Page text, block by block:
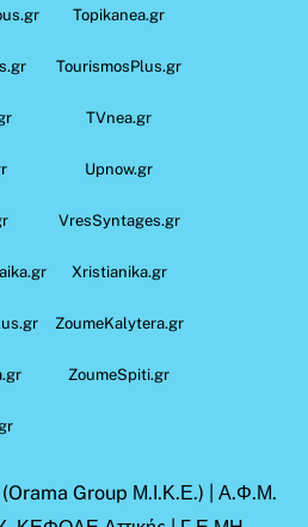
Topikanea.gr
TourismosPlus.gr
TVnea.gr
Upnow.gr
VresSyntages.gr
Xristianika.gr
ZoumeKalytera.gr
ZoumeSpiti.gr
(Orama Group Μ.Ι.Κ.Ε.) | Α.Φ.Μ.